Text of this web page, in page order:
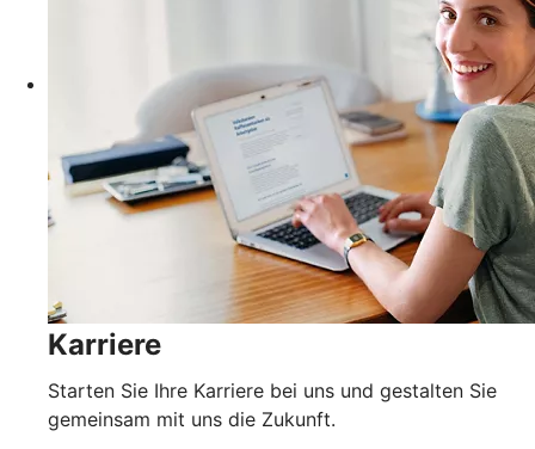
Karriere
Starten Sie Ihre Karriere bei uns und gestalten Sie
gemeinsam mit uns die Zukunft.